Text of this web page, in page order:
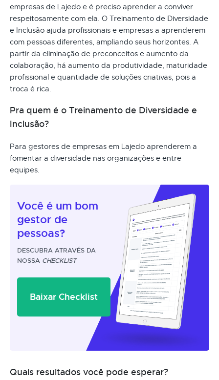
empresas de Lajedo e é preciso aprender a conviver
respeitosamente com ela. O Treinamento de Diversidade
e Inclusão ajuda profissionais e empresas a aprenderem
com pessoas diferentes, ampliando seus horizontes. A
partir da eliminação de preconceitos e aumento da
colaboração, há aumento da produtividade, maturidade
profissional e quantidade de soluções criativas, pois a
troca é rica.
Pra quem é o Treinamento de Diversidade e
Inclusão?
Para gestores de empresas em Lajedo aprenderem a
fomentar a diversidade nas organizações e entre
equipes.
Você é um bom
gestor de
pessoas?
DESCUBRA ATRAVÉS DA
NOSSA CHECKLIST
Baixar Checklist
Quais resultados você pode esperar?